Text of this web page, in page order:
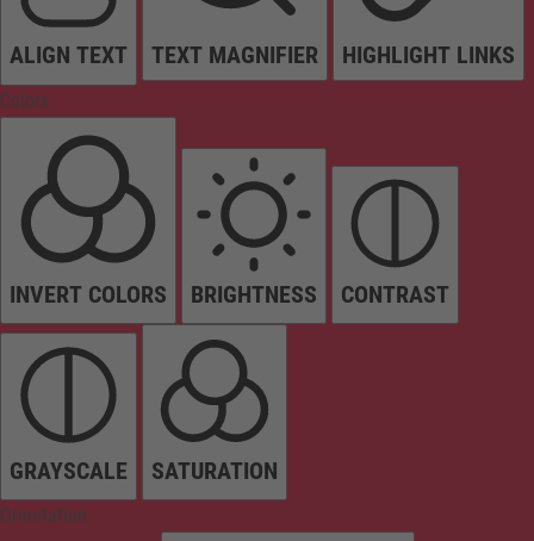
ALIGN TEXT TEXT MAGNIFIER HIGHLIGHT LINKS
Colors
INVERT COLORS BRIGHTNESS CONTRAST
GRAYSCALE SATURATION
Orientation